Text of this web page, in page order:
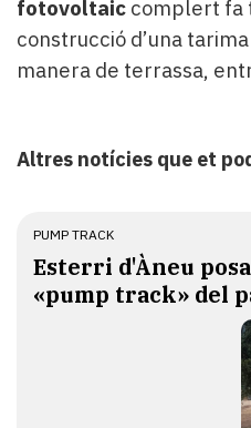
fotovoltaic complert fa
construcció d’una
manera de terrassa,
Altres notícies que et
PUMP TRACK
Esterri d'Àneu
«pump track» del